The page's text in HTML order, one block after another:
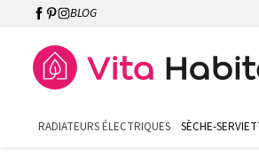
BLOG
RADIATEURS ÉLECTRIQUES SÈCHE-